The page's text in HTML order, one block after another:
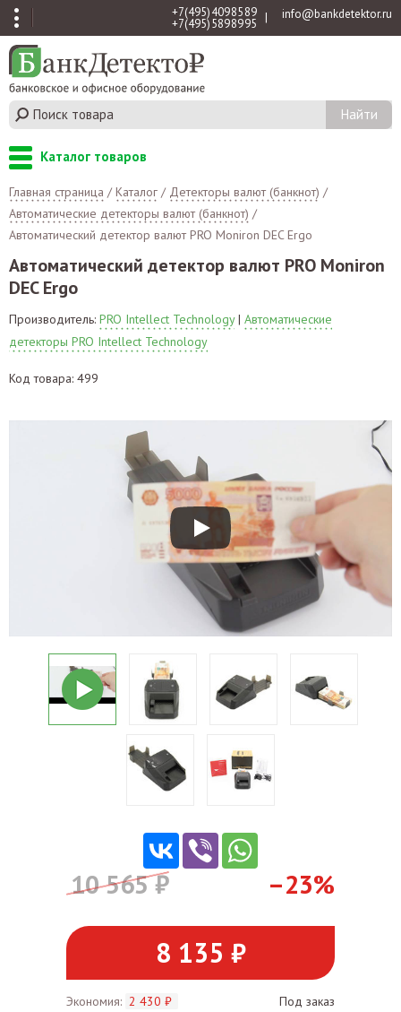
+7 (495) 409 85 89
+7 (495) 589 89 95 | info@bankdetektor.ru
Каталог товаров
Главная страница /Каталог / Детекторы валют (банкнот) /
Автоматические детекторы валют (банкнот) /
Автоматический детектор валют PRO Moniron DEC Ergo
Автоматический детектор валют PRO Moniron
DEC Ergo
Производитель: PRO Intellect Technology| Автоматические
детекторы PRO Intellect Technology
Код товара: 499
10 565 ₽ –23%
8 135 ₽
Экономия: 2 430 ₽ Под заказ